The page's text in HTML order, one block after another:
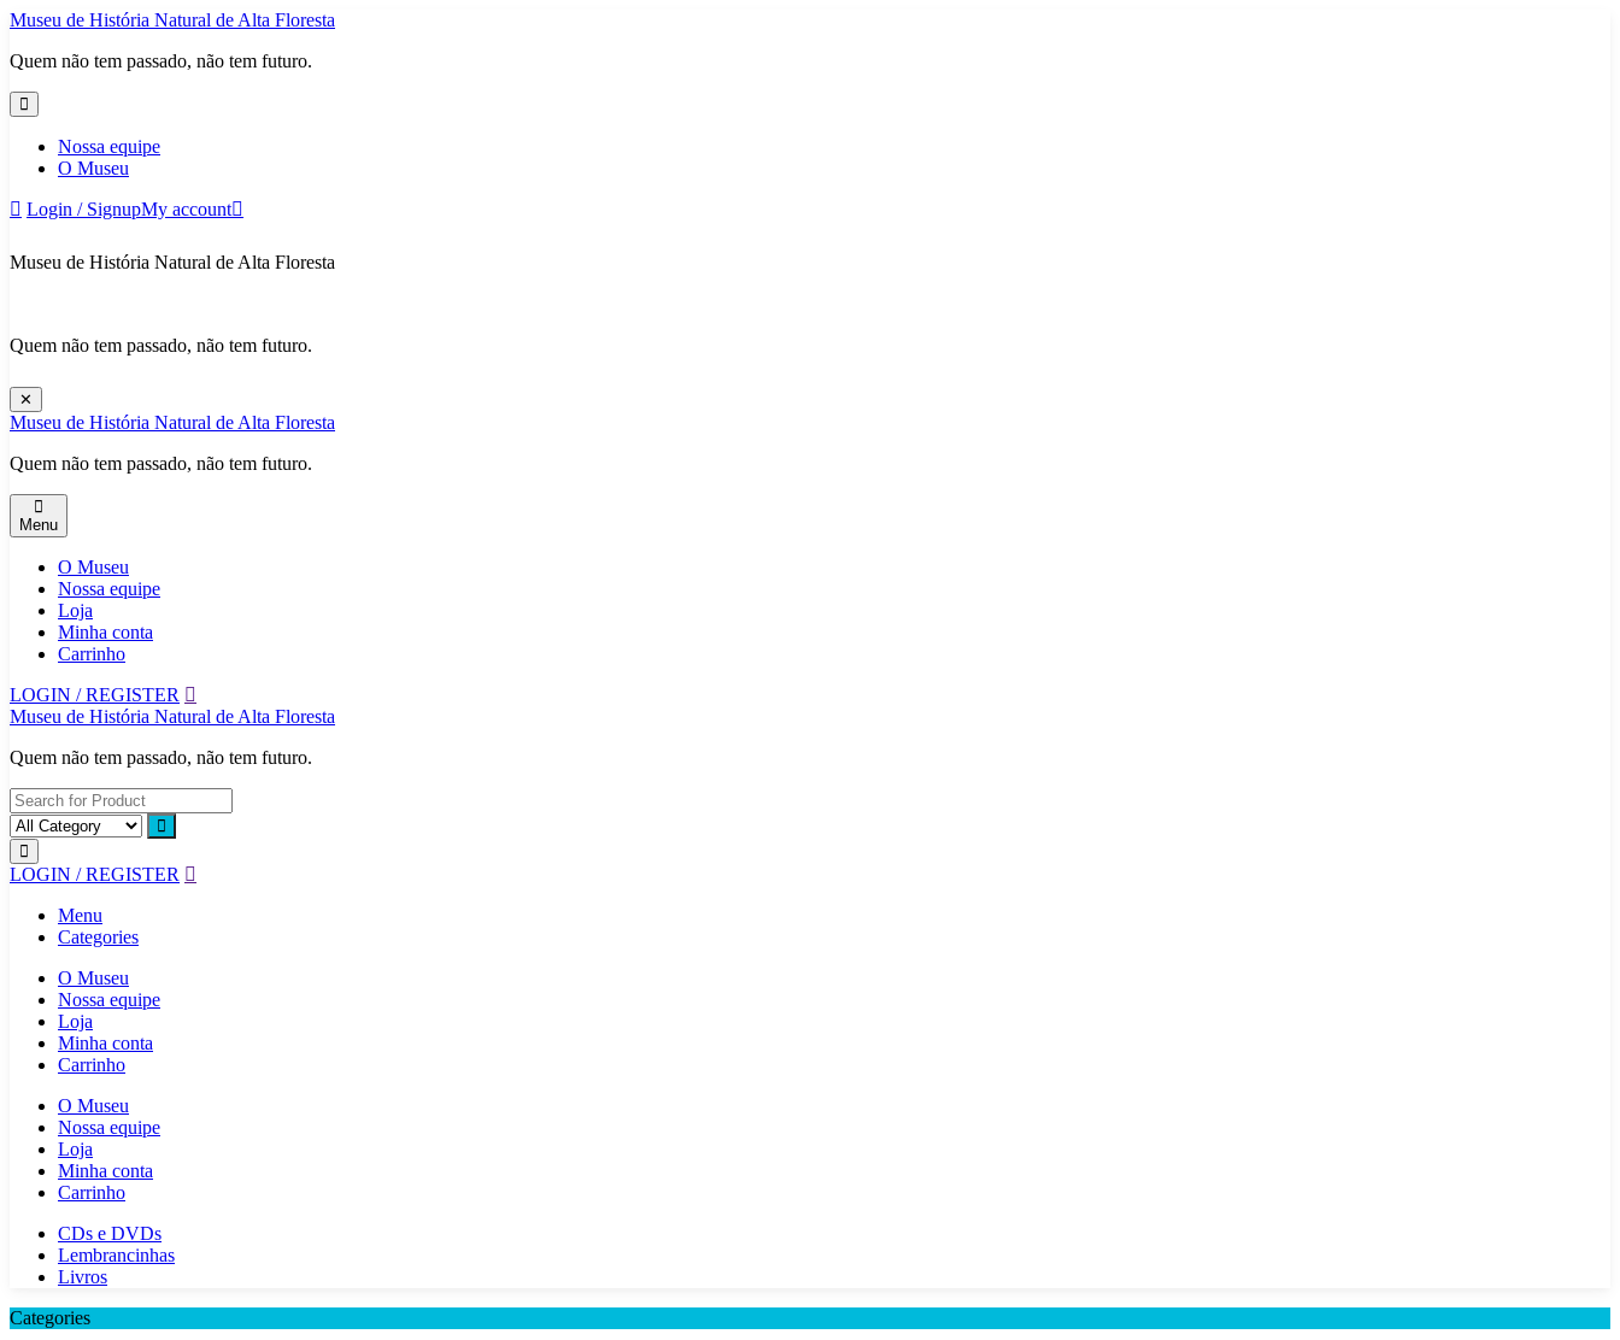
Skip
content
Museu de História Natural de Alta Floresta
Quem não tem passado, não tem futuro.
Nossa equipe
O Museu
Login / SignupMy account
Museu de História Natural de Alta Floresta
Quem não tem passado, não tem futuro.
✕
Museu de História Natural de Alta Floresta
Quem não tem passado, não tem futuro.
Menu
O Museu
Nossa equipe
Loja
Minha conta
Carrinho
LOGIN / REGISTER
Museu de História Natural de Alta Floresta
Quem não tem passado, não tem futuro.
LOGIN / REGISTER
Menu
Categories
O Museu
Nossa equipe
Loja
Minha conta
Carrinho
O Museu
Nossa equipe
Loja
Minha conta
Carrinho
CDs e DVDs
Lembrancinhas
Livros
Categories